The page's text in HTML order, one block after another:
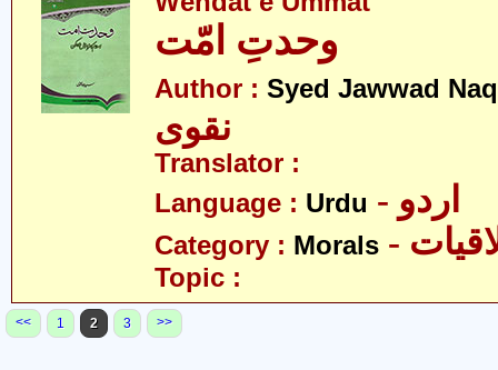
وحدتِ امّت
Author : Syed Jawwad
نقوی
Translator :
Language : Urdu - اردو
Category : Morals
Topic :
<< 1 2 3 >>